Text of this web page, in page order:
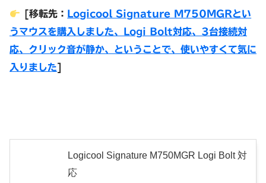
[移転先：
Logicool Signature M750MGRとい
うマウスを購入しました、Logi Bolt対応、3台接続対
応、クリック音が静か、ということで、使いやすくて気に
入りました]
Logicool Signature M750MGR Logi Bolt 対
応